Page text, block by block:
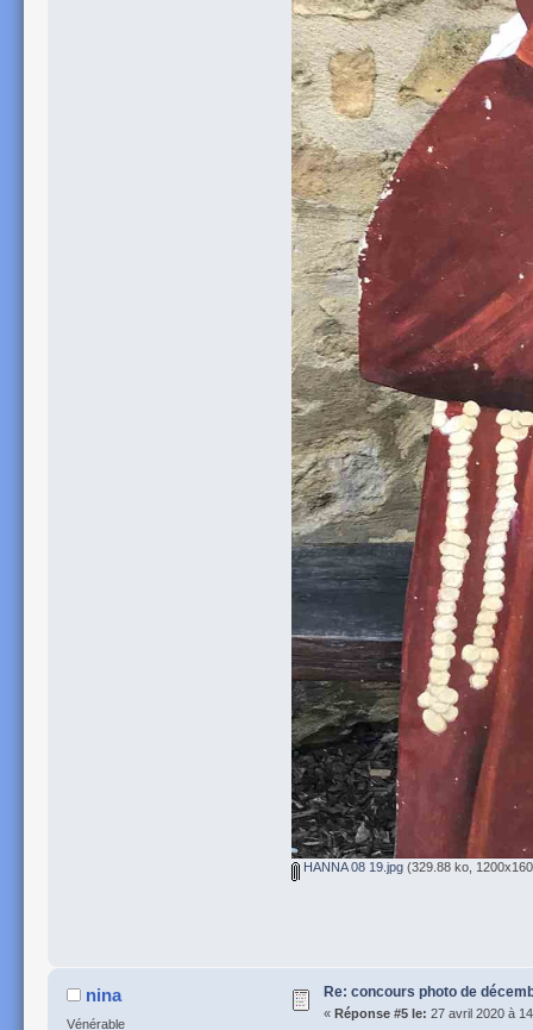
HANNA 08 19.jpg(329.88 ko,
nina
Vénérable
Re: concours photo de
« Réponse #5 le: 27 avril 2020 à